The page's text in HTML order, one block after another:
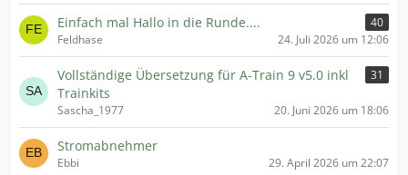
Einfach mal Hallo in die Runde....
40
Feldhase
24. Juli 2026 um 12:06
Vollständige Übersetzung für A-Train 9 v5.0 inkl
Trainkits
31
Sascha_1977 20. Juni 2026 um 18:06
Stromabnehmer
Ebbi 29. April 2026 um 22:07